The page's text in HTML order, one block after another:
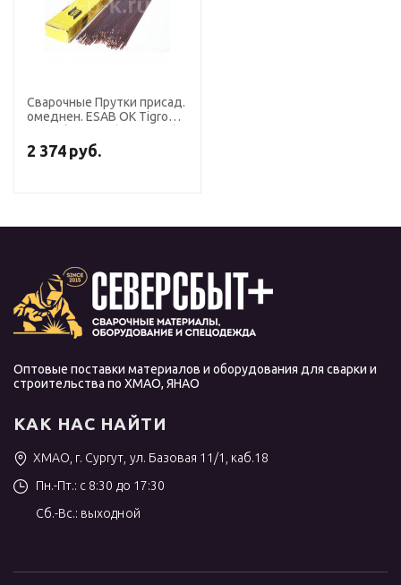
Сварочные Прутки присад.
омеднен. ESAB OK Tigrod
2 374 руб.
Оптовые поставки материалов и оборудования для сварки и
строительства по ХМАО, ЯНАО
КАК НАС НАЙТИ
ХМАО, г. Сургут, ул. Базовая 11/1, каб.18
Пн.-Пт.: с 8:30 до 17:30
Сб.-Вс.: выходной